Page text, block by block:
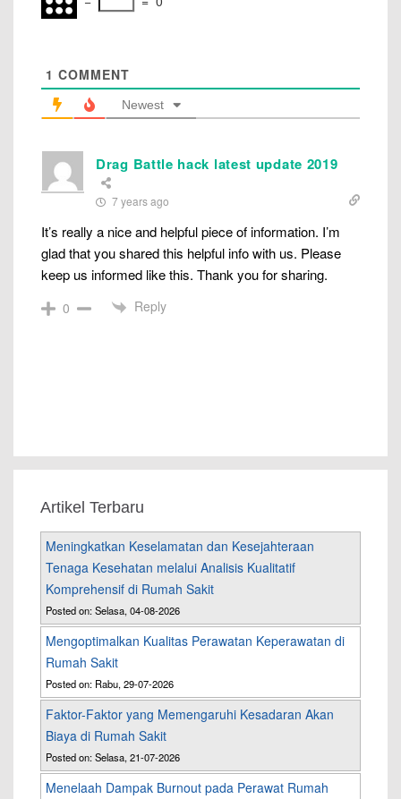
1 COMMENT
Newest
Drag Battle hack latest update 2019
7 years ago
It’s really a nice and helpful piece of information. I’m
glad that you shared this helpful info with us. Please
keep us informed like this. Thank you for sharing.
0 Reply
Artikel Terbaru
Meningkatkan Keselamatan dan Kesejahteraan
Tenaga Kesehatan melalui Analisis Kualitatif
Komprehensif di Rumah Sakit
Posted on: Selasa, 04-08-2026
Mengoptimalkan Kualitas Perawatan Keperawatan di
Rumah Sakit
Posted on: Rabu, 29-07-2026
Faktor-Faktor yang Memengaruhi Kesadaran Akan
Biaya di Rumah Sakit
Posted on: Selasa, 21-07-2026
Menelaah Dampak Burnout pada Perawat Rumah